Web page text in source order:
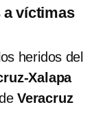
a víctimas
heridos del
Xalapa
Veracruz